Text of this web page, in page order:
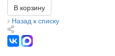
В корзину
Назад к списку